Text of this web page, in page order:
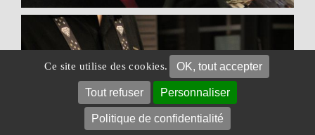
Ce site utilise des cookies. OK, tout accepter
Tout refuser Personnaliser
Politique de confidentialité